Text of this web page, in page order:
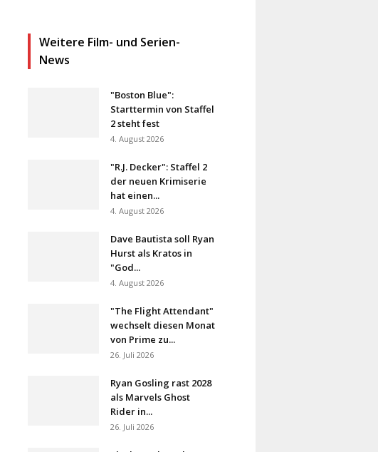
Weitere Film- und Serien-
News
"Boston Blue":
Starttermin von Staffel
2 steht fest
4. August 2026
"R.J. Decker": Staffel 2
der neuen Krimiserie
hat einen...
4. August 2026
Dave Bautista soll Ryan
Hurst als Kratos in
"God...
4. August 2026
"The Flight Attendant"
wechselt diesen Monat
von Prime zu...
26. Juli 2026
Ryan Gosling rast 2028
als Marvels Ghost
Rider in...
26. Juli 2026